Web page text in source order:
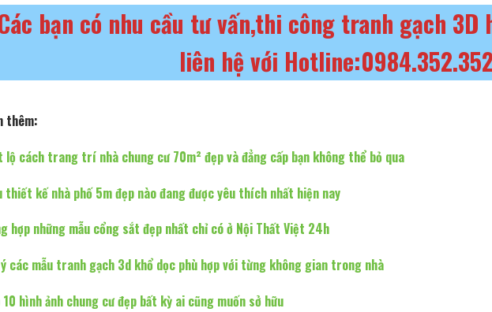
bạn có nhu cầu tư vấn,thi công tranh gạch 3D
liên hệ với Hotline:0984.352.352
thêm:
lộ cách trang trí nhà chung cư 70m² đẹp và đẳng cấp bạn không thể bỏ qua
thiết kế nhà phố 5m đẹp nào đang được yêu thích nhất hiện nay
hợp những mẫu cổng sắt đẹp nhất chỉ có ở Nội Thất Việt 24h
ý các mẫu tranh gạch 3d khổ dọc phù hợp với từng không gian trong nhà
10 hình ảnh chung cư đẹp bất kỳ ai cũng muốn sở hữu